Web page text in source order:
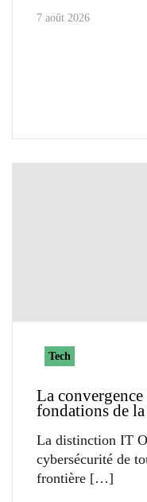
7 août 2026
Tech
La
fondations de
La distinction IT
cybersécurité de
frontière